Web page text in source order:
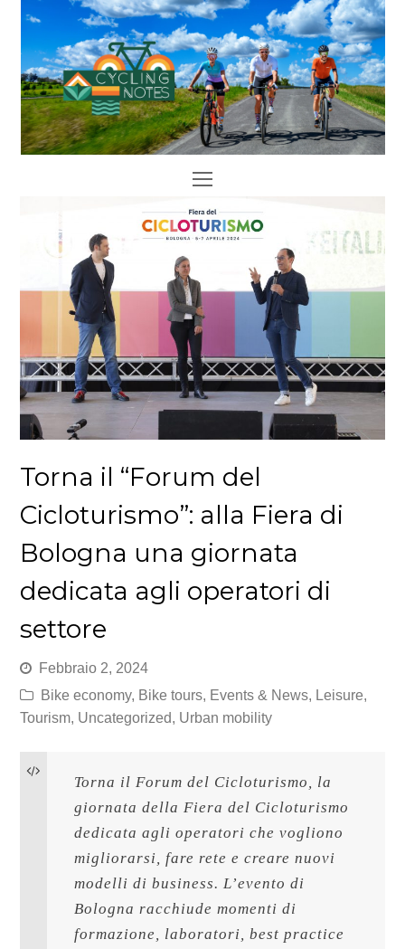
Open
Mobile
Menu
Torna il “Forum del
Cicloturismo”: alla Fiera di
Bologna una giornata
dedicata agli operatori di
settore
Febbraio 2, 2024
Bike economy, Bike tours, Events & News, Leisure,
Tourism, Uncategorized, Urban mobility
Torna il Forum del Cicloturismo, la
giornata della Fiera del Cicloturismo
dedicata agli operatori che vogliono
migliorarsi, fare rete e creare nuovi
modelli di business. L’evento di
Bologna racchiude momenti di
formazione, laboratori, best practice